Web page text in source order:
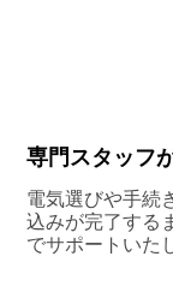
専門スタッフ
電気選びや手続
込みが完了する
でサポートいた